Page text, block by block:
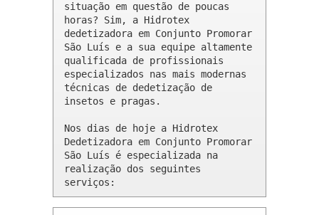
situação em questão de poucas
horas? Sim, a Hidrotex
dedetizadora em Conjunto Promorar
São Luís e a sua equipe altamente
qualificada de profissionais
especializados nas mais modernas
técnicas de dedetização de
insetos e pragas.
Nos dias de hoje a Hidrotex
Dedetizadora em Conjunto Promorar
São Luís é especializada na
realização dos seguintes
serviços: